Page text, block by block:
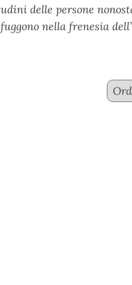
delle persone
nella frenesia